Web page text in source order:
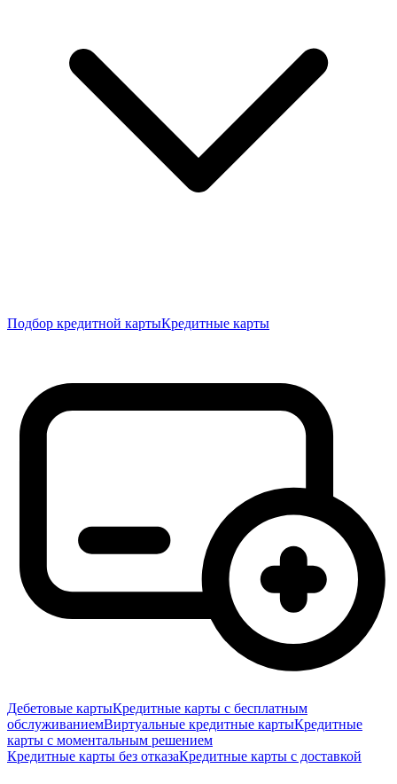
Подбор кредитной картыКредитные карты
Дебетовые картыКредитные карты с бесплатным
обслуживаниемВиртуальные кредитные картыКредитные
карты с моментальным решением
Кредитные карты без отказаКредитные карты с доставкой